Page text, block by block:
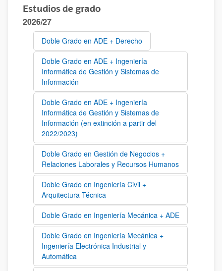
Estudios de grado
2026/27
Doble Grado en ADE + Derecho
Doble Grado en ADE + Ingeniería
Informática de Gestión y Sistemas de
Información
Doble Grado en ADE + Ingeniería
Informática de Gestión y Sistemas de
Información (en extinción a partir del
2022/2023)
Doble Grado en Gestión de Negocios +
Relaciones Laborales y Recursos Humanos
Doble Grado en Ingeniería Civil +
Arquitectura Técnica
Doble Grado en Ingeniería Mecánica + ADE
Doble Grado en Ingeniería Mecánica +
Ingeniería Electrónica Industrial y
Automática